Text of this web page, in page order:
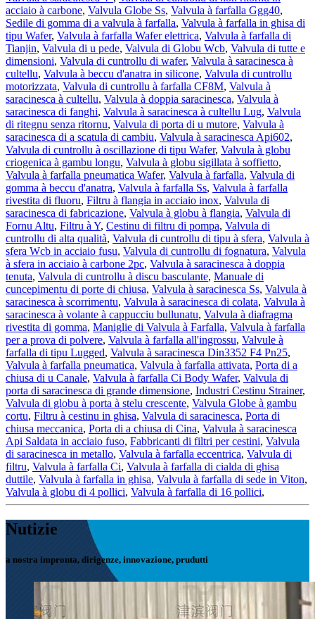
acciaio à carbone, Valvula Globe Ss, Valvula à farfalla Ggg40,
Sedile di gomma di a valvula à farfalla, Valvula à farfalla in ghisa di
tipu Wafer, Valvula à farfalla Wafer elettrica, Valvula à farfalla di
Tianjin, Valvula di u pede, Valvula di Globu Wcb, Valvula di tutte e
dimensioni, Valvula di cuntrollu di wafer, Valvula à saracinesca à
cultellu, Valvula à beccu d'anatra in silicone, Valvula di cuntrollu
motorizzata, Valvula di cuntrollu à farfalla CF8M, Valvula à
saracinesca à cultellu, Valvula à doppia saracinesca, Valvula à
saracinesca di fanghi, Valvula à saracinesca à cultellu Lug, Valvula
di ritegnu senza ritornu, Valvula di porta di u mutore, Valvula à
saracinesca di a scatula di cambiu, Valvula à saracinesca Api602,
Valvula di cuntrollu à oscillazione di tipu Wafer, Valvula à globu
criogenica à gambu longu, Valvula à globu sigillata à soffietto,
Valvula à farfalla pneumatica Wafer, Valvula à farfalla, Valvula di
gomma à beccu d'anatra, Valvula à farfalla Ss, Valvula à farfalla
rivestita di fluoru, Filtru à flangia in acciaio inox, Valvula di
saracinesca di fabricazione, Valvula à globu à flangia, Valvula di
Fornu Altu, Filtru à Y, Cestinu di filtru di pompa, Valvula di
cuntrollu di alta qualità, Valvula di cuntrollu di tipu à sfera, Valvula à
sfera Wcb in acciaio fusu, Valvula di cuntrollu di fognatura, Valvula
à sfera in acciaio à carbone 2pc, Valvula à saracinesca à doppia
tenuta, Valvula di cuntrollu à discu basculante, Manuale di
cuncepimentu di porte di chiusa, Valvula à saracinesca Ss, Valvula à
saracinesca à scorrimentu, Valvula à saracinesca di colata, Valvula à
saracinesca à volante à cappucciu bullunatu, Valvula à diafragma
rivestita di gomma, Maniglie di Valvula à Farfalla, Valvula à farfalla
per a prova di polvere, Valvula à farfalla all'ingrossu, Valvule à
farfalla di tipu Lugged, Valvula à saracinesca Din3352 F4 Pn25,
Valvula à farfalla pneumatica, Valvula à farfalla attivata, Porta di a
chiusa di u Canale, Valvula à farfalla Ci Body Wafer, Valvula di
porta di saracinesca di grande dimensione, Industri Cestinu Strainer,
Valvula di globu à porta à stelu crescente, Valvula Globe à gambu
cortu, Filtru à cestinu in ghisa, Valvula di saracinesca, Porta di
chiusa meccanica, Porta di a chiusa di Cina, Valvula à saracinesca
Api Saldata in acciaio fuso, Fabbricanti di filtri per cestini, Valvula
di saracinesca in metallo, Valvula à farfalla eccentrica, Valvula di
filtru, Valvula à farfalla Ci, Valvula à farfalla di cialda di ghisa
duttile, Valvula à farfalla in ghisa, Valvula à farfalla di sede in Viton,
Valvula à globu di 4 pollici, Valvula à farfalla di 16 pollici,
Nutizie
a nostra impronta, dirigenze, innovazione, prudutti